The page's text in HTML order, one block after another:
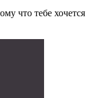
что тебе хочется